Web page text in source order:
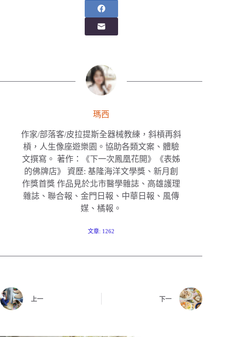
瑪西
作家/部落客/皮拉提斯全器械教練，斜槓再斜
槓，人生像座遊樂園。協助各類文案、體驗
文撰寫。 著作：《下一次鳳凰花開》《表姊
的佛牌店》 資歷: 基隆海洋文學獎、新月創
作獎首獎 作品見於北市醫學雜誌、高雄護理
雜誌、聯合報、金門日報、中華日報、風傳
媒、橘報。
文章: 1262
上一 下一